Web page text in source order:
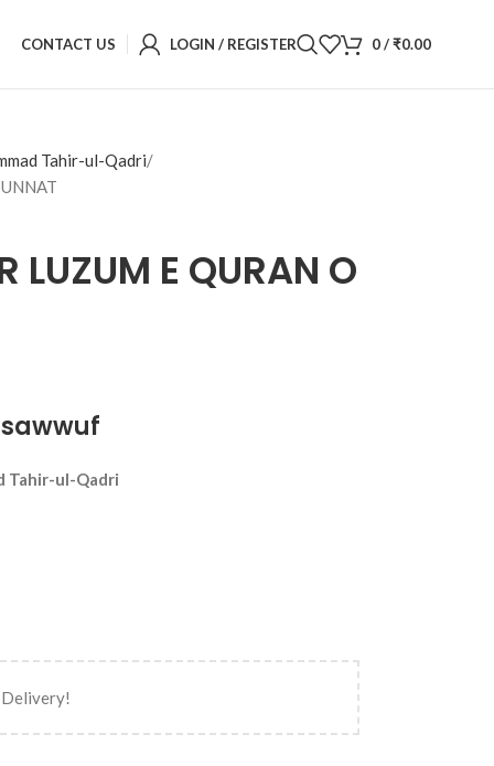
CONTACT US LOGIN / REGISTER 0/ ₹0.00
Tahir-ul-Qadri
LUZUM E QURAN O
Tahir-ul-Qadri